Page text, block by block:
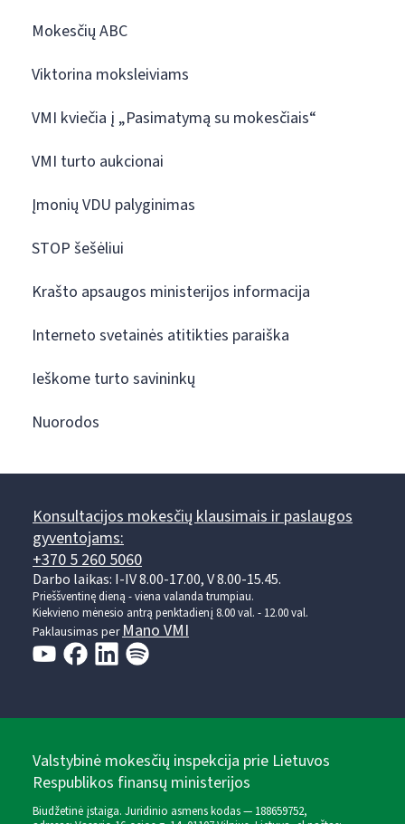
Mokesčių ABC
Viktorina moksleiviams
VMI kviečia į „Pasimatymą su mokesčiais“
VMI turto aukcionai
Įmonių VDU palyginimas
STOP šešėliui
Krašto apsaugos ministerijos informacija
Interneto svetainės atitikties paraiška
Ieškome turto savininkų
Nuorodos
Konsultacijos mokesčių klausimais ir paslaugos
gyventojams:
+370 5 260 5060
Darbo laikas: I-IV 8.00-17.00, V 8.00-15.45.
Prieššventinę dieną - viena valanda trumpiau.
Kiekvieno mėnesio antrą penktadienį 8.00 val. - 12.00 val.
Paklausimas perMano VMI
Valstybinė mokesčių inspekcija prie Lietuvos
Respublikos finansų ministerijos
Biudžetinė įstaiga. Juridinio asmens kodas — 188659752,